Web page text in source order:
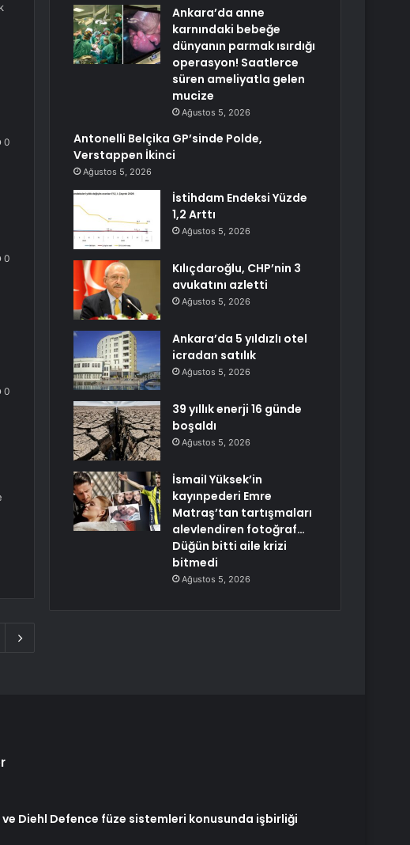
0
0
0
Ankara’da anne
karnındaki bebeğe
dünyanın parmak ısırdığı
operasyon! Saatlerce
süren ameliyatla gelen
mucize
Ağustos 5, 2026
Antonelli Belçika GP’sinde Polde,
Verstappen İkinci
Ağustos 5, 2026
İstihdam Endeksi Yüzde
1,2 Arttı
Ağustos 5, 2026
Kılıçdaroğlu, CHP’nin 3
avukatını azletti
Ağustos 5, 2026
Ankara’da 5 yıldızlı otel
icradan satılık
Ağustos 5, 2026
39 yıllık enerji 16 günde
boşaldı
Ağustos 5, 2026
İsmail Yüksek’in
kayınpederi Emre
Matraş’tan tartışmaları
alevlendiren fotoğraf…
Düğün bitti aile krizi
bitmedi
Ağustos 5, 2026
Diehl Defence füze sistemleri konusunda işbirliği